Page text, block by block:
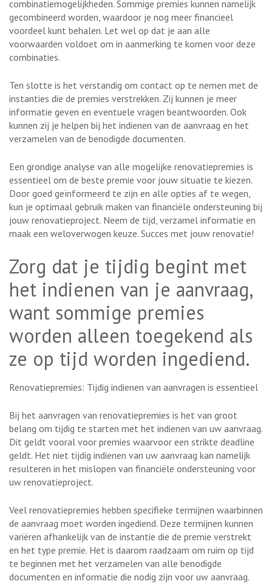
combinatiemogelijkheden. Sommige premies kunnen namelijk
gecombineerd worden, waardoor je nog meer financieel
voordeel kunt behalen. Let wel op dat je aan alle
voorwaarden voldoet om in aanmerking te komen voor deze
combinaties.
Ten slotte is het verstandig om contact op te nemen met de
instanties die de premies verstrekken. Zij kunnen je meer
informatie geven en eventuele vragen beantwoorden. Ook
kunnen zij je helpen bij het indienen van de aanvraag en het
verzamelen van de benodigde documenten.
Een grondige analyse van alle mogelijke renovatiepremies is
essentieel om de beste premie voor jouw situatie te kiezen.
Door goed geïnformeerd te zijn en alle opties af te wegen,
kun je optimaal gebruik maken van financiële ondersteuning bij
jouw renovatieproject. Neem de tijd, verzamel informatie en
maak een weloverwogen keuze. Succes met jouw renovatie!
Zorg dat je tijdig begint met
het indienen van je aanvraag,
want sommige premies
worden alleen toegekend als
ze op tijd worden ingediend.
Renovatiepremies: Tijdig indienen van aanvragen is essentieel
Bij het aanvragen van renovatiepremies is het van groot
belang om tijdig te starten met het indienen van uw aanvraag.
Dit geldt vooral voor premies waarvoor een strikte deadline
geldt. Het niet tijdig indienen van uw aanvraag kan namelijk
resulteren in het mislopen van financiële ondersteuning voor
uw renovatieproject.
Veel renovatiepremies hebben specifieke termijnen waarbinnen
de aanvraag moet worden ingediend. Deze termijnen kunnen
variëren afhankelijk van de instantie die de premie verstrekt
en het type premie. Het is daarom raadzaam om ruim op tijd
te beginnen met het verzamelen van alle benodigde
documenten en informatie die nodig zijn voor uw aanvraag.